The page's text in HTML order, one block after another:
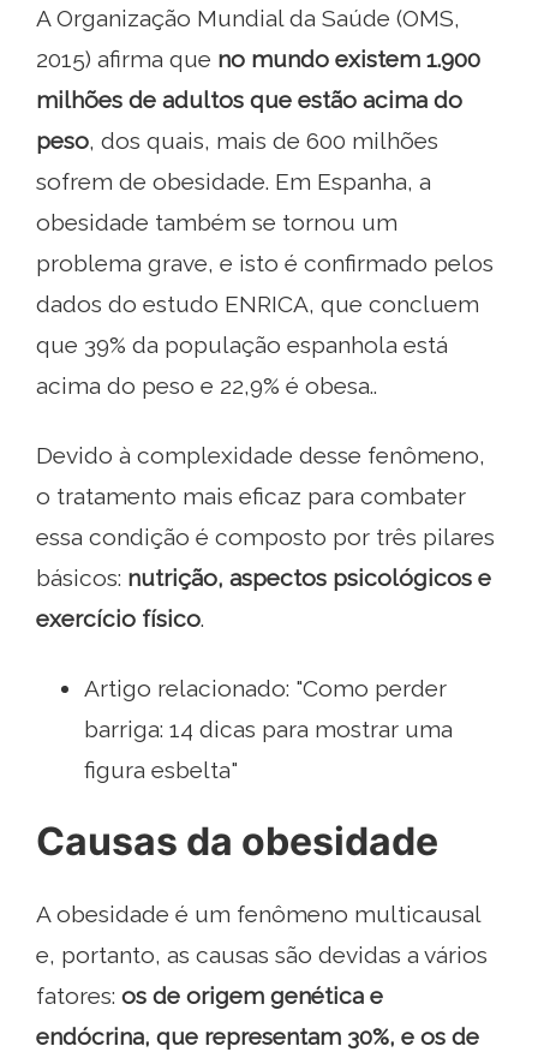
A Organização Mundial da Saúde (OMS,
2015) afirma que no mundo existem 1.900
milhões de adultos que estão acima do
peso, dos quais, mais de 600 milhões
sofrem de obesidade. Em Espanha, a
obesidade também se tornou um
problema grave, e isto é confirmado pelos
dados do estudo ENRICA, que concluem
que 39% da população espanhola está
acima do peso e 22,9% é obesa..
Devido à complexidade desse fenômeno,
o tratamento mais eficaz para combater
essa condição é composto por três pilares
básicos: nutrição, aspectos psicológicos e
exercício físico.
Artigo relacionado: "Como perder
barriga: 14 dicas para mostrar uma
figura esbelta"
Causas da obesidade
A obesidade é um fenômeno multicausal
e, portanto, as causas são devidas a vários
fatores: os de origem genética e
endócrina, que representam 30%, e os de